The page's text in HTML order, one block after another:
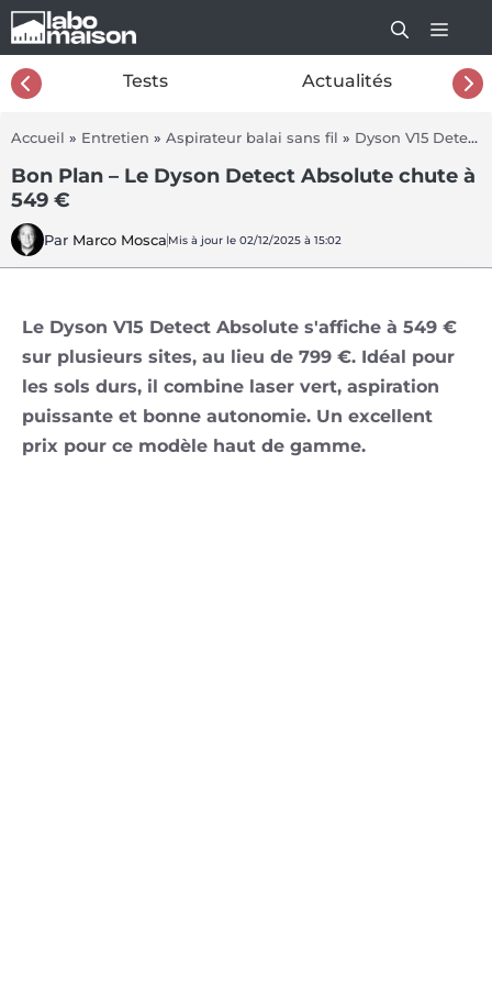
Aller
au
contenu
Tests Actualités
Accueil » Entretien » Aspirateur balai sans fil » Dyson V15 Detect Absolute
Bon Plan – Le Dyson Detect Absolute chute à
549 €
Par Marco Mosca Mis à jour le 02/12/2025 à 15:02
Le Dyson V15 Detect Absolute s'affiche à 549 €
sur plusieurs sites, au lieu de 799 €. Idéal pour
les sols durs, il combine laser vert, aspiration
puissante et bonne autonomie. Un excellent
prix pour ce modèle haut de gamme.